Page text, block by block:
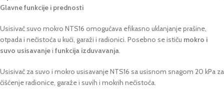
Glavne funkcije i prednosti
Usisivač suvo mokro NTS16 omogućava efikasno uklanjanje prašine,
otpada i nečistoća u kući, garaži i radionici. Posebno se ističu mokro i
suvo usisavanjei funkcija izduvavanja.
Usisivač za suvo i mokro usisavanje NTS16 sa usisnom snagom 20 kPa za
čišćenje radionice, garaže i suvih i mokrih nečistoća.